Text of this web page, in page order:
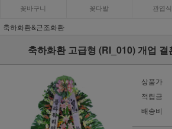
꽃바구니 꽃다발 관엽
축하화환&근조화환
축하화환 고급형 (RI_010) 개업
상품가
적립금
배송비